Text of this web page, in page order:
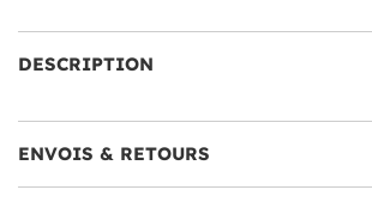
DESCRIPTION
ENVOIS & RETOURS